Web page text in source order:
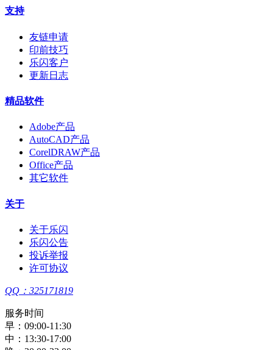
支持
友链申请
印前技巧
乐闪客户
更新日志
精品软件
Adobe产品
AutoCAD产品
CorelDRAW产品
Office产品
其它软件
关于
关于乐闪
乐闪公告
投诉举报
许可协议
QQ：325171819
服务时间
早：09:00-11:30
中：13:30-17:00